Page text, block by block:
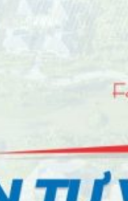
AHI